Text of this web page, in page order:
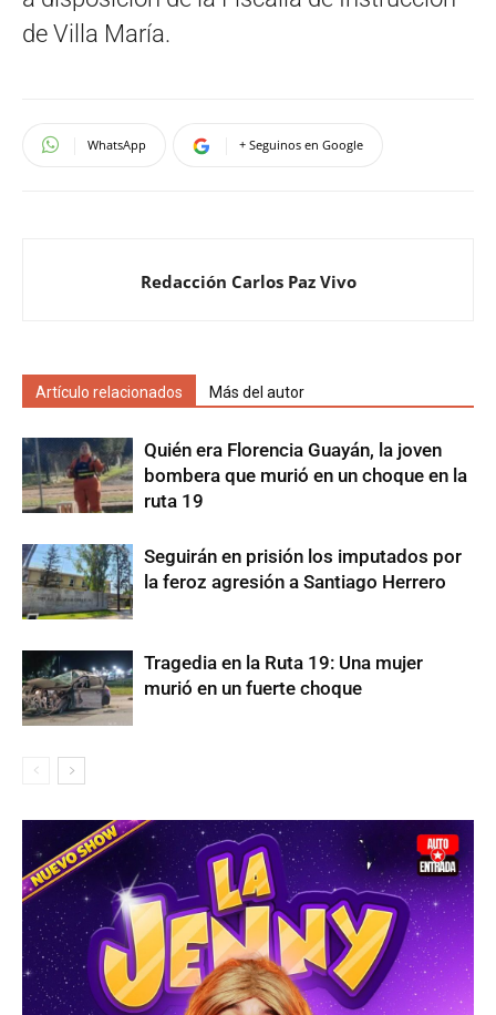
de Villa María.
WhatsApp + Seguinos en Google
Redacción Carlos Paz Vivo
Artículo relacionados Más del autor
Quién era Florencia Guayán, la joven
bombera que murió en un choque en la
ruta 19
Seguirán en prisión los imputados por
la feroz agresión a Santiago Herrero
Tragedia en la Ruta 19: Una mujer
murió en un fuerte choque